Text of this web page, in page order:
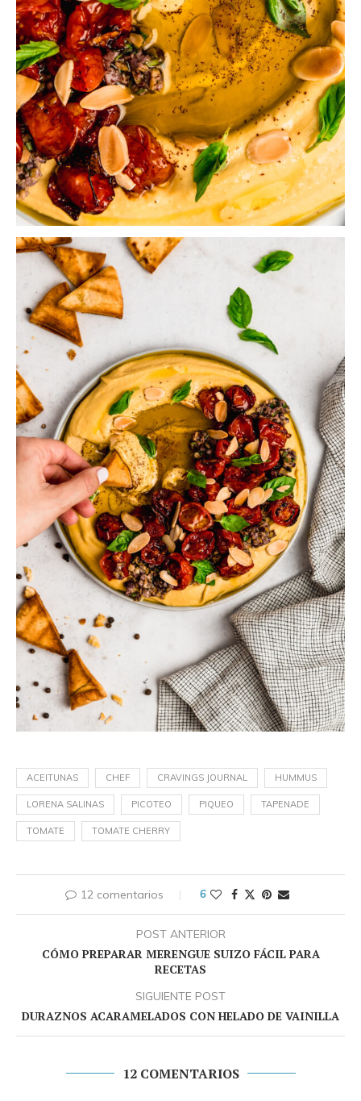
ACEITUNAS CHEF CRAVINGS JOURNAL HUMMUS
LORENA SALINAS PICOTEO PIQUEO TAPENADE
TOMATE TOMATE CHERRY
12 comentarios 6
POST ANTERIOR
CÓMO PREPARAR MERENGUE SUIZO FÁCIL PARA
RECETAS
SIGUIENTE POST
DURAZNOS ACARAMELADOS CON HELADO DE VAINILLA
12 COMENTARIOS